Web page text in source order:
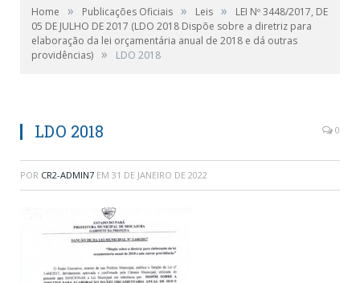
Home » Publicações Oficiais » Leis »
LEI Nº 3448/2017, DE
05 DE JULHO DE 2017 (LDO 2018 Dispõe sobre a diretriz para
elaboração da lei orçamentária anual de 2018 e dá outras
providências) » LDO 2018
LDO 2018 0
POR CR2-ADMIN7 EM 31 DE JANEIRO DE 2022